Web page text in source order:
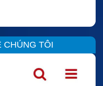
xuyên trong công
thuộc vào cách dùng thiết
pin sẽ hao nhanh hơn.
dùng có thể dài hơn.
có điện áp danh định
CHÚNG TÔI